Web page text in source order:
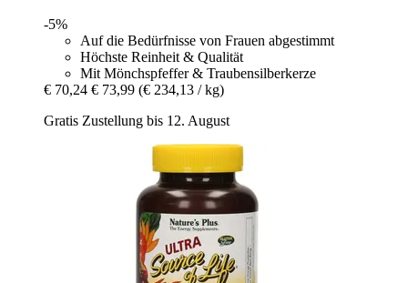
-5%
Auf die Bedürfnisse von Frauen abgestimmt
Höchste Reinheit & Qualität
Mit Mönchspfeffer & Traubensilberkerze
€ 70,24 € 73,99 (€ 234,13 / kg)
Gratis Zustellung bis 12. August